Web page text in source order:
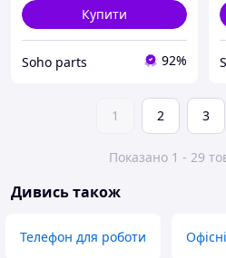
Купити
Soho parts 92%
1 2 3
Показано 1 - 29
Дивись також
Телефон для роботи